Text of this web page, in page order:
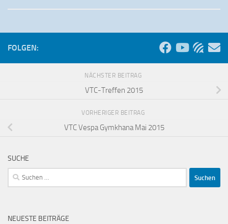
FOLGEN:
NÄCHSTER BEITRAG
VTC-Treffen 2015
VORHERIGER BEITRAG
VTC Vespa Gymkhana Mai 2015
SUCHE
Suchen
nach:
NEUESTE BEITRÄGE